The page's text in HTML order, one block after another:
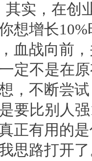
其实，在创
想增长
血战向前
定不是在
，不断尝
要比别人
正有用的
思路打开